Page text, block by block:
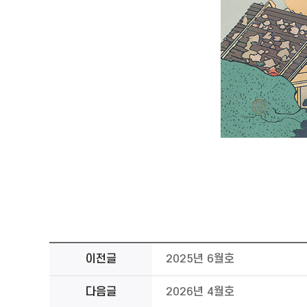
이전글 2025년 6월호
다음글 2026년 4월호